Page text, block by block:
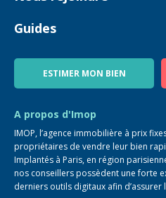
Devenir Conseiller
Guides
Blog
Guide immo
ESTIMER MON BIEN
A propos d'Imop
IMOP, l’agence immobilière à prix
propriétaires de vendre leur bien
Implantés à Paris, en région
nos conseillers possèdent une forte
derniers outils digitaux afin